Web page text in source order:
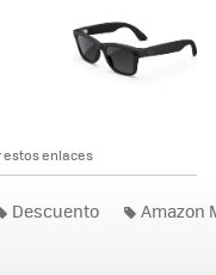
estos enlaces
Descuento Amazon